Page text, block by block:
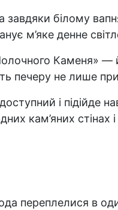
білому
м’яке денне
Каменя» —
печеру не лише
і підійде
кам’яних стінах
переплелися в